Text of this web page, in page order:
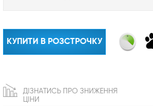
КУПИТИ В РОЗСТРОЧКУ
ДІЗНАТИСЬ ПРО ЗНИЖЕННЯ
ЦІНИ